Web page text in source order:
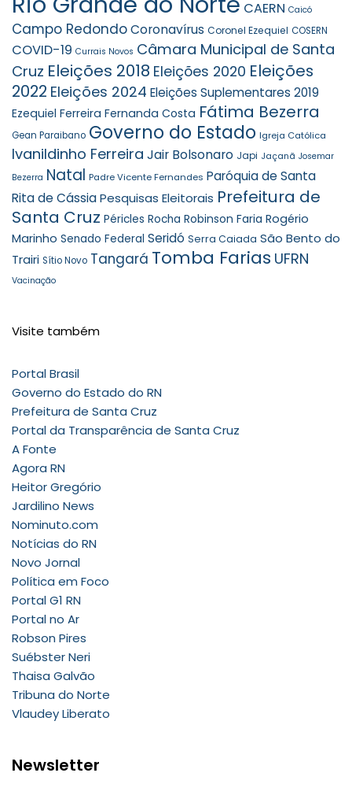
CAERN Caicó
Campo RedondoCoronavírus Coronel Ezequiel COSERN
COVID-19 Currais Novos Câmara Municipal de Santa
Cruz Eleições 2018 Eleições 2020 Eleições
2022 Eleições 2024 Eleições Suplementares 2019
Ezequiel Ferreira Fernanda Costa Fátima Bezerra
Gean Paraibano Governo do Estado Igreja Católica
Ivanildinho Ferreira Jair Bolsonaro Japi Jaçanã Josemar
Bezerra Natal Padre Vicente Fernandes Paróquia de Santa
Rita de CássiaPesquisas Eleitorais Prefeitura de
Santa Cruz Péricles Rocha Robinson Faria Rogério
Marinho Senado Federal Seridó Serra Caiada São Bento do
Trairi Sítio Novo Tangará Tomba Farias UFRN
Vacinação
Visite também
Portal Brasil
Governo do Estado do RN
Prefeitura de Santa Cruz
Portal da Transparência de Santa Cruz
A Fonte
Agora RN
Heitor Gregório
Jardilino News
Nominuto.com
Notícias do RN
Novo Jornal
Política em Foco
Portal G1 RN
Portal no Ar
Robson Pires
Suébster Neri
Thaisa Galvão
Tribuna do Norte
Vlaudey Liberato
Newsletter